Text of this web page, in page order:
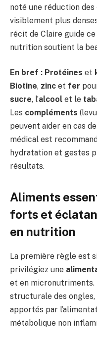
noté une réduction
visiblement plus
récit de Claire guide
nutrition soutient la
En bref : Protéines et
Biotine, zinc et fer
sucre, l’alcool et le
Les compléments
peuvent aider en cas
médical est
hydratation et gestes
résultats.
Aliments
forts et
en nutrition
La première règle est
privilégiez une
et en micronutriments.
structurale des
apportés par
métabolique non